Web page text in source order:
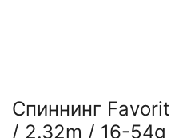
Спиннинг
/ 2.32m / 16-54g